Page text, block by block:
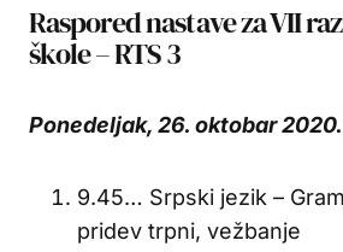
Raspored nastave za VII
škole – RTS 3
Ponedeljak, 26. oktobar 2020.
9.45… Srpski jezik –
pridev trpni, vežbanje